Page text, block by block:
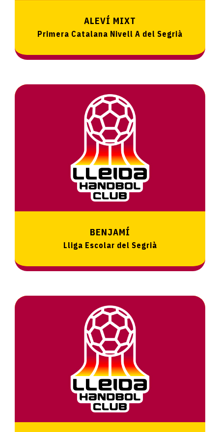
ALEVÍ MIXT
Primera Catalana Nivell A del Segrià
BENJAMÍ
Lliga Escolar del Segrià